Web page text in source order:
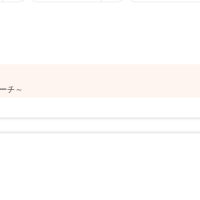
チ～